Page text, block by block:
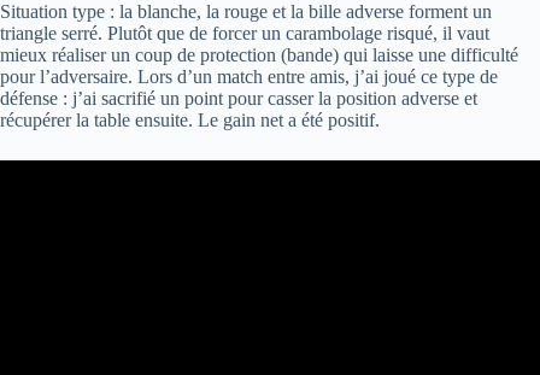
Situation type : la blanche, la rouge et la bille adverse forment un
triangle serré. Plutôt que de forcer un carambolage risqué, il vaut
mieux réaliser un coup de protection (bande) qui laisse une difficulté
pour l’adversaire. Lors d’un match entre amis, j’ai joué ce type de
défense : j’ai sacrifié un point pour casser la position adverse et
récupérer la table ensuite. Le gain net a été positif.